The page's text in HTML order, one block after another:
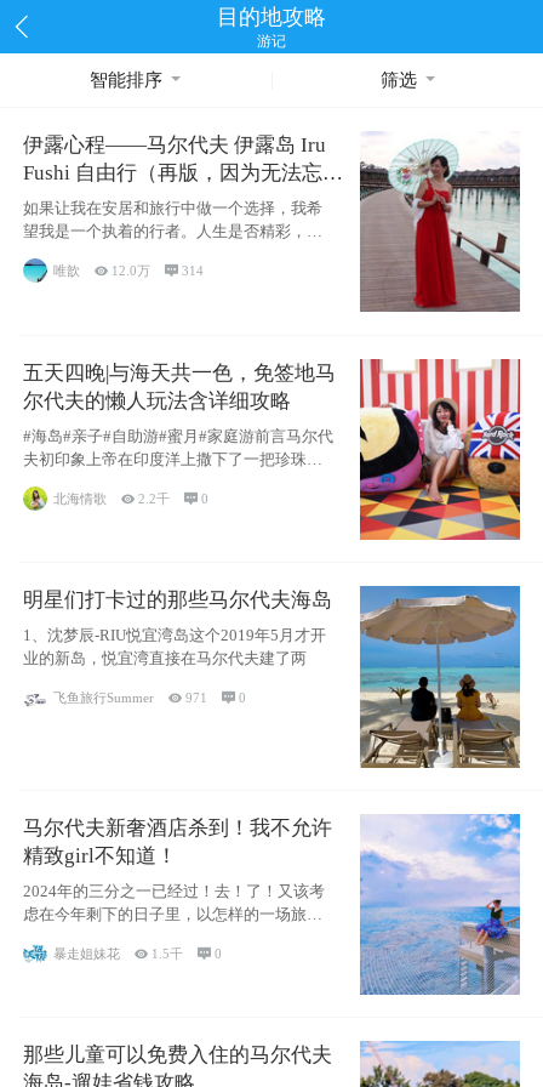
目的地攻略
游记
智能排序 筛选
伊露心程——马尔代夫 伊露岛 Iru
Fushi 自由行（再版，因为无法忘却
的留恋）
如果让我在安居和旅行中做一个选择，我希
望我是一个执着的行者。人生是否精彩，都
源于自己
唯歆  12.0万  314
五天四晚|与海天共一色，免签地马
尔代夫的懒人玩法含详细攻略
#海岛#亲子#自助游#蜜月#家庭游前言马尔代
夫初印象上帝在印度洋上撒下了一把珍珠，
北海情歌 2.2千 0
明星们打卡过的那些马尔代夫海岛
1、沈梦辰-RIU悦宜湾岛这个2019年5月才开
业的新岛，悦宜湾直接在马尔代夫建了两
飞鱼旅行Summer 971 0
马尔代夫新奢酒店杀到！我不允许
精致girl不知道！
2024年的三分之一已经过！去！了！又该考
虑在今年剩下的日子里，以怎样的一场旅行
暴走姐妹花  1.5千 0
那些儿童可以免费入住的马尔代夫